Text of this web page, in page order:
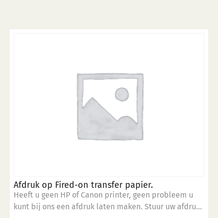
Afdruk op Fired-on transfer papier.
Heeft u geen HP of Canon printer, geen probleem u
kunt bij ons een afdruk laten maken. Stuur uw afdruk